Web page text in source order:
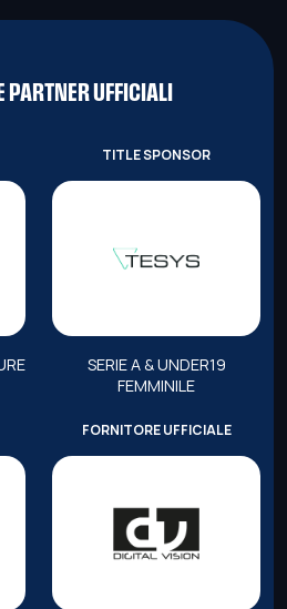
PARTNER UFFICIALI
TITLE SPONSOR
SERIE A & UNDER19
FEMMINILE
FORNITORE UFFICIALE